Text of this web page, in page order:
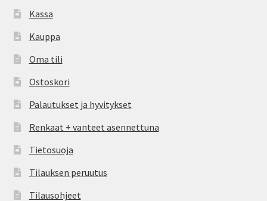
Kassa
Kauppa
Oma tili
Ostoskori
Palautukset ja hyvitykset
Renkaat + vanteet asennettuna
Tietosuoja
Tilauksen peruutus
Tilausohjeet